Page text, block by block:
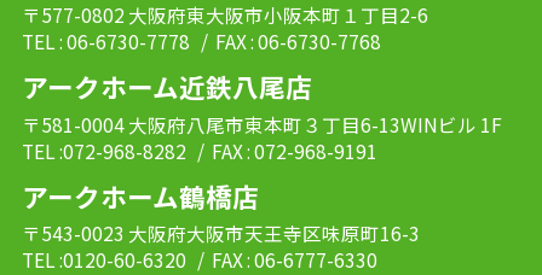
〒577-0802 大阪府東大阪市小阪本町１丁目2-6
TEL : 06-6730-7778 / FAX : 06-6730-7768
アークホーム近鉄八尾店
〒581-0004 大阪府八尾市東本町３丁目6-13WINビル 1F
TEL :072-968-8282 / FAX : 072-968-9191
アークホーム鶴橋店
〒543-0023 大阪府大阪市天王寺区味原町16-3
TEL :0120-60-6320 / FAX : 06-6777-6330